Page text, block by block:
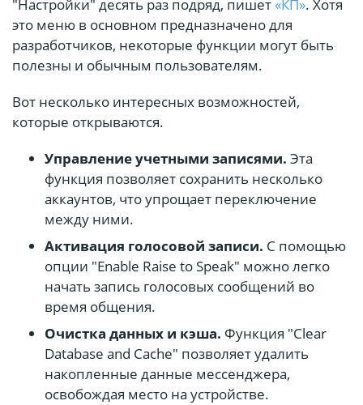
"Настройки" десять раз подряд, пишет«КП». Хотя
это меню в основном предназначено для
разработчиков, некоторые функции могут быть
полезны и обычным пользователям.
Вот несколько интересных возможностей,
которые открываются.
Управление учетными записями. Эта
функция позволяет сохранить несколько
аккаунтов, что упрощает переключение
между ними.
Активация голосовой записи. С помощью
опции "Enable Raise to Speak" можно легко
начать запись голосовых сообщений во
время общения.
Очистка данных и кэша. Функция "Clear
Database and Cache" позволяет удалить
накопленные данные мессенджера,
освобождая место на устройстве.